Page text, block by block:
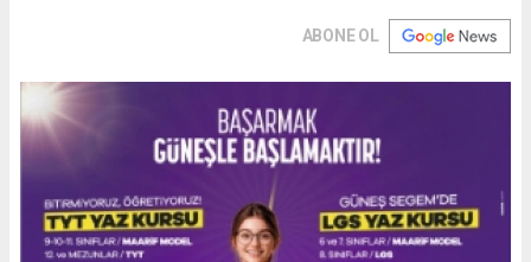
ABONE OL